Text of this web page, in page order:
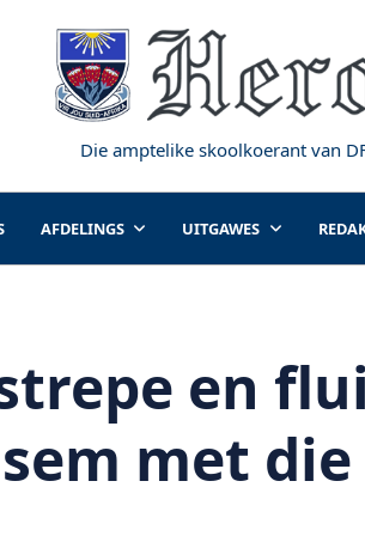
Die amptelike skoolkoerant van
AFDELINGS UITGAWES
en
met